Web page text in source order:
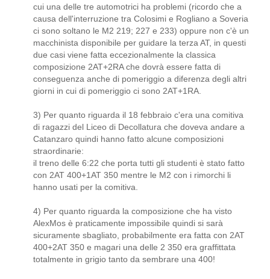
cui una delle tre automotrici ha problemi (ricordo che a
causa dell'interruzione tra Colosimi e Rogliano a Soveria
ci sono soltano le M2 219; 227 e 233) oppure non c'è un
macchinista disponibile per guidare la terza AT, in questi
due casi viene fatta eccezionalmente la classica
composizione 2AT+2RA che dovrà essere fatta di
conseguenza anche di pomeriggio a diferenza degli altri
giorni in cui di pomeriggio ci sono 2AT+1RA.
3) Per quanto riguarda il 18 febbraio c'era una comitiva
di ragazzi del Liceo di Decollatura che doveva andare a
Catanzaro quindi hanno fatto alcune composizioni
straordinarie:
il treno delle 6:22 che porta tutti gli studenti è stato fatto
con 2AT 400+1AT 350 mentre le M2 con i rimorchi li
hanno usati per la comitiva.
4) Per quanto riguarda la composizione che ha visto
AlexMos è praticamente impossibile quindi si sarà
sicuramente sbagliato, probabilmente era fatta con 2AT
400+2AT 350 e magari una delle 2 350 era graffittata
totalmente in grigio tanto da sembrare una 400!